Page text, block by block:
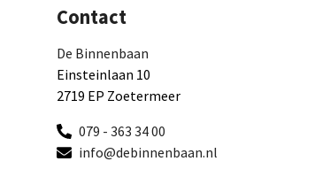
Contact
De Binnenbaan
Einsteinlaan 10
2719 EP Zoetermeer
079 - 363 34 00
info@debinnenbaan.nl